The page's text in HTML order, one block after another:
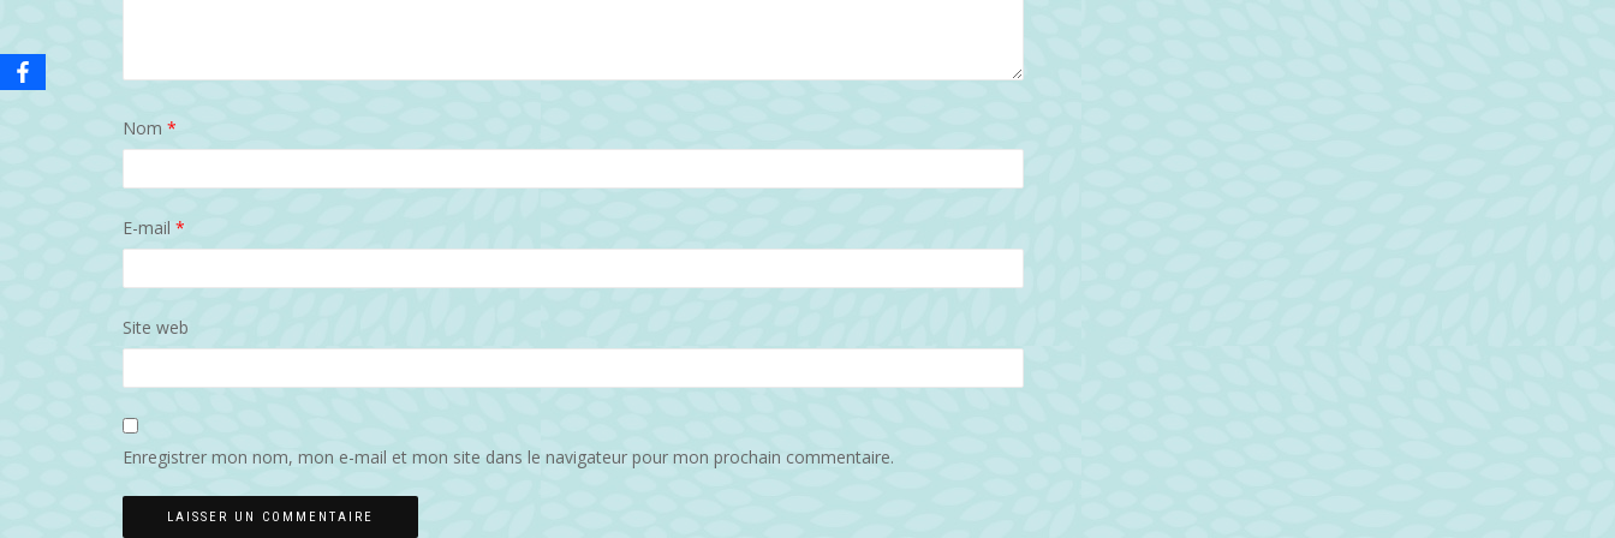
Nom *
E-mail *
Site web
Enregistrer mon nom, mon e-mail et mon site dans le navigateur pour mon prochain commentaire.